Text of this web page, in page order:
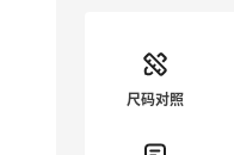
尺码对照